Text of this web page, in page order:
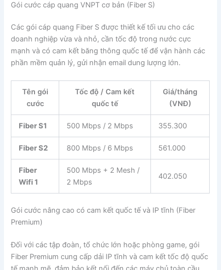
Gói cước cáp quang VNPT cơ bản (Fiber S)
Các gói cáp quang Fiber S được thiết kế tối ưu cho các
doanh nghiệp vừa và nhỏ, cần tốc độ trong nước cực
mạnh và có cam kết băng thông quốc tế để vận hành các
phần mềm quản lý, gửi nhận email dung lượng lớn.
Tên gói
cước
Tốc độ / Cam kết
quốc tế
Giá/tháng
(VNĐ)
Fiber S1 500 Mbps / 2 Mbps 355.300
Fiber S2 800 Mbps / 6 Mbps 561.000
Fiber
Wifi 1
500 Mbps + 2 Mesh /
2 Mbps
402.050
Gói cước nâng cao có cam kết quốc tế và IP tĩnh (Fiber
Premium)
Đối với các tập đoàn, tổ chức lớn hoặc phòng game, gói
Fiber Premium cung cấp dải IP tĩnh và cam kết tốc độ quốc